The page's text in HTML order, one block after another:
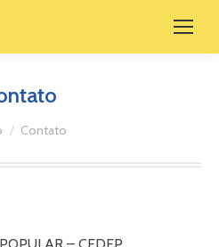
está aqui:
Contato